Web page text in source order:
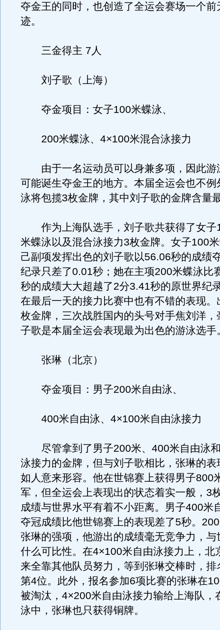
夺金王的同时，也创造了全运会赛场一个前
迹。
三金得主 7人
刘子歌（上海）
夺金项目：女子100米蝶泳、
200米蝶泳、4×100米混合泳接力
由于一名运动员可以身兼多项，因此游
可能诞生夺金王的地方。本届全运会也不例
泳将包揽3枚金牌，其中刘子歌的金牌含量
作为上海队选手，刘子歌共获得了女子
米蝶泳以及混合泳接力3枚金牌。女子100
己副项发挥出色的刘子歌以56.06秒的成绩
纪录只差了0.01秒；她在主项200米蝶泳比
秒的成绩大大超越了2分3.41秒的原世界纪
在最后一天的接力比赛中也有不错的表现
枚金牌，三次战胜国内的头号对手焦刘洋，
子歌是本届全运会表现最为出色的游泳选手
张琳（北京）
夺金项目：男子200米自由泳、
400米自由泳、4×100米自由泳接力
尽管拿到了男子200米、400米自由泳
泳接力的金牌，但与刘子歌相比，张琳的表
如人意来形容。他在世锦赛上获得男子800
军，但全运会上表现出的状态着实一般，3
成绩与世界水平有着不小距离。男子400米
夺冠成绩比他世锦赛上的表现差了5秒。
张琳的强项，他游出的成绩毫无竞争力，与
什么可比性。在4×100米自由泳接力上，北
来全靠其他队员努力，等到张琳交棒时，排
第4位。此外，报名参加6项比赛的张琳在
被淘汰，4×200米自由泳接力输给上海队，
泳中，张琳也只获得铜牌。